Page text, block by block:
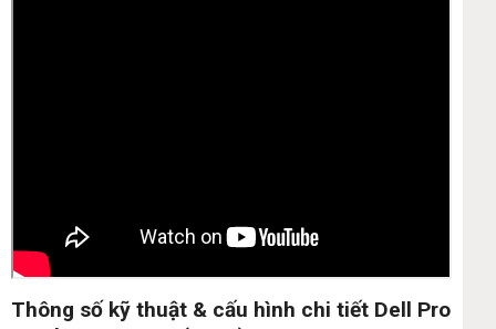
Thông số kỹ thuật & cấu hình chi tiết Dell Pro